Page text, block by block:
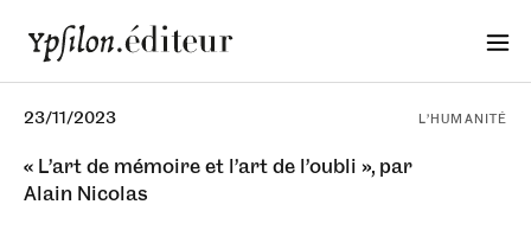
23/11/2023
« L’art de mémoire et l’art de l’oubli », par
Alain Nicolas
L’HUMANITÉ